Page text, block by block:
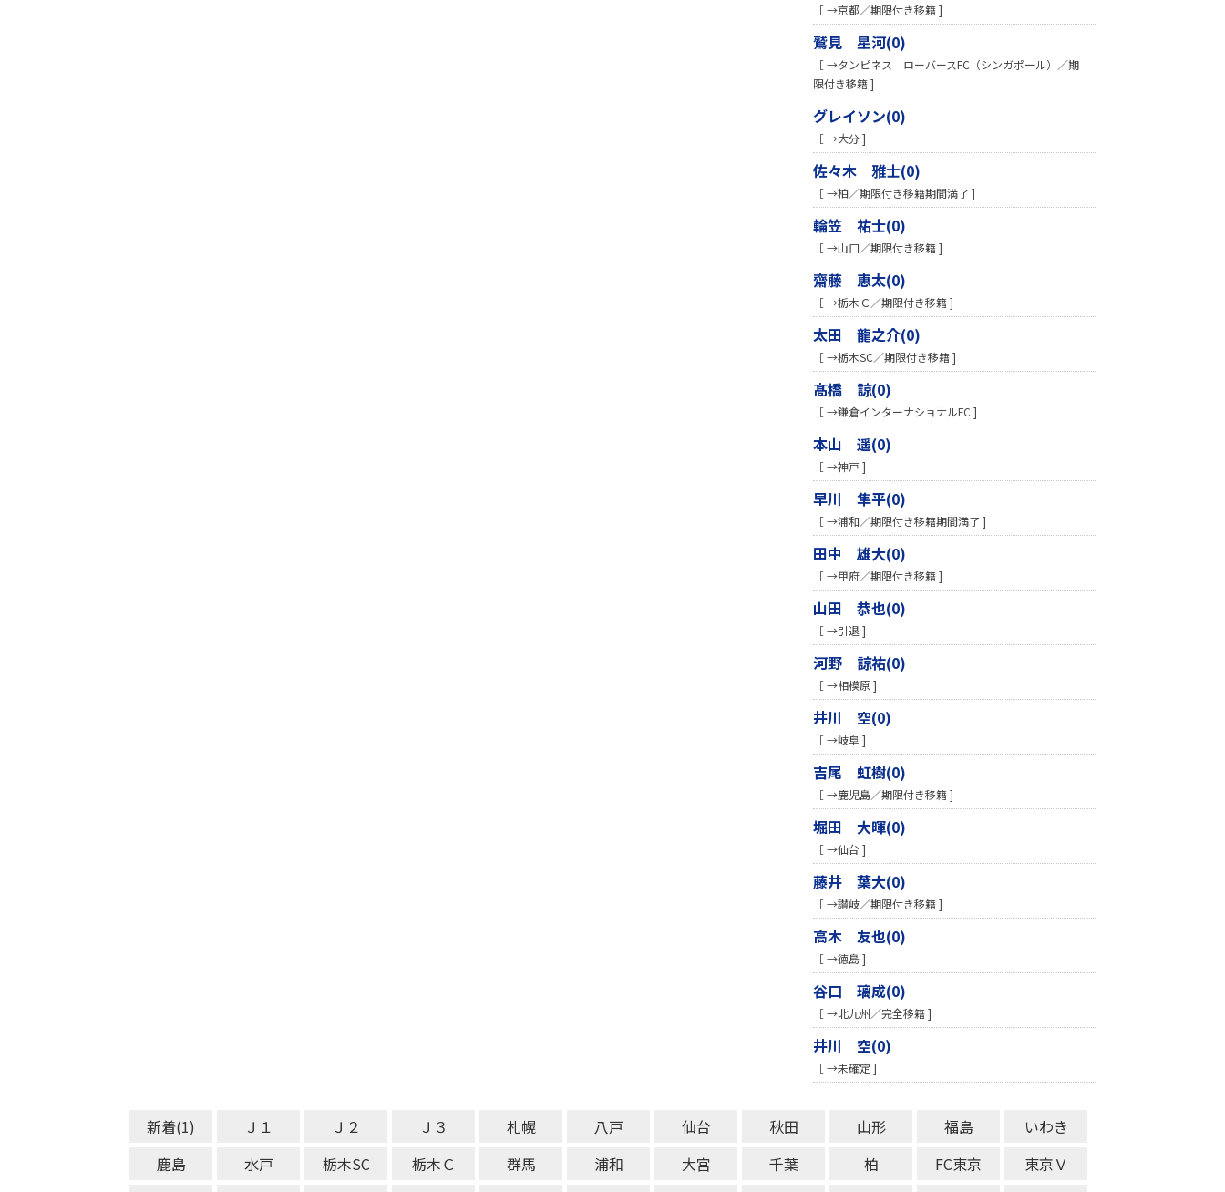
［ →京都／期限付き移籍 ]
鷲見 星河(0)
［ →タンピネス ローバースFC（シンガポール）／期
限付き移籍 ]
グレイソン(0)
［ →大分 ]
佐々木 雅士(0)
［ →柏／期限付き移籍期間満了 ]
輪笠 祐士(0)
［ →山口／期限付き移籍 ]
齋藤 恵太(0)
［ →栃木Ｃ／期限付き移籍 ]
太田 龍之介(0)
［ →栃木SC／期限付き移籍 ]
髙橋 諒(0)
［ →鎌倉インターナショナルFC ]
本山 遥(0)
［ →神戸 ]
早川 隼平(0)
［ →浦和／期限付き移籍期間満了 ]
田中 雄大(0)
［ →甲府／期限付き移籍 ]
山田 恭也(0)
［ →引退 ]
河野 諒祐(0)
［ →相模原 ]
井川 空(0)
［ →岐阜 ]
吉尾 虹樹(0)
［ →鹿児島／期限付き移籍 ]
堀田 大暉(0)
［ →仙台 ]
藤井 葉大(0)
［ →讃岐／期限付き移籍 ]
高木 友也(0)
［ →徳島 ]
谷口 璃成(0)
［ →北九州／完全移籍 ]
井川 空(0)
［ →未確定 ]
新着(1) Ｊ１ Ｊ２ Ｊ３ 札幌 八戸 仙台 秋田 山形 福島
いわき
鹿島
水戸 栃木SC 栃木Ｃ 群馬 浦和 大宮 千葉 柏 FC東京
東京Ｖ